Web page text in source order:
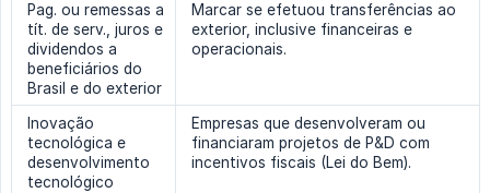
Pag. ou remessas a
tít. de serv., juros e
dividendos a
beneficiários do
Brasil e do exterior
Marcar se efetuou transferências ao
exterior, inclusive financeiras e
operacionais.
Inovação
tecnológica e
desenvolvimento
tecnológico
Empresas que desenvolveram ou
financiaram projetos de P&D com
incentivos fiscais (Lei do Bem).